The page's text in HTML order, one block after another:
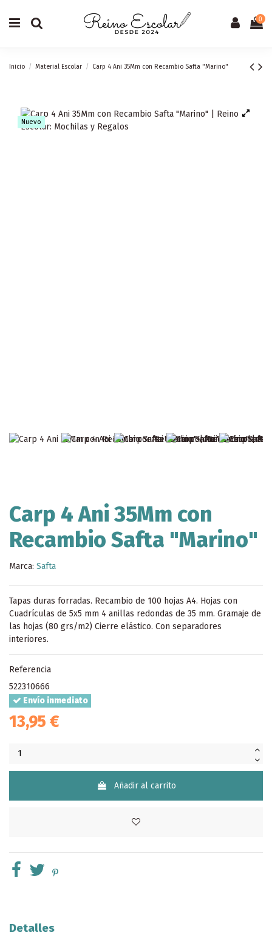
0
Inicio Material Escolar Carp 4 Ani 35Mm con Recambio Safta "Marino"
Nuevo
Carp 4 Ani 35Mm con
Recambio Safta "Marino"
Marca: Safta
Tapas duras forradas. Recambio de 100 hojas A4. Hojas con
Cuadrículas de 5x5 mm 4 anillas redondas de 35 mm. Gramaje de
las hojas (80 grs/m2) Cierre elástico. Con separadores
interiores.
Referencia
522310666
Envío inmediato
13,95 €
Añadir al carrito
Detalles